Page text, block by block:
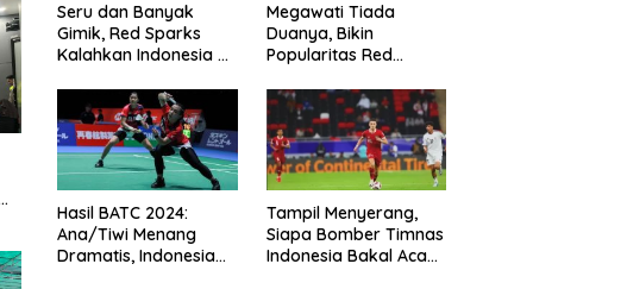
Seru dan Banyak
Gimik, Red Sparks
Kalahkan Indonesia All
Megawati Tiada
Duanya, Bikin
Popularitas Red
Hasil BATC 2024:
Ana/Tiwi Menang
Dramatis, Indonesia
Tampil Menyerang,
Siapa Bomber Timnas
Indonesia Bakal Acak-